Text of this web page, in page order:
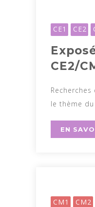
CE1 CE2
CE2/
le thème
EN
CM1 CM2